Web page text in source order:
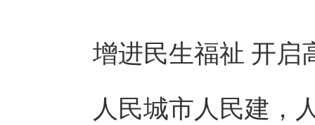
增进民生福祉 开启
人民城市人民建，